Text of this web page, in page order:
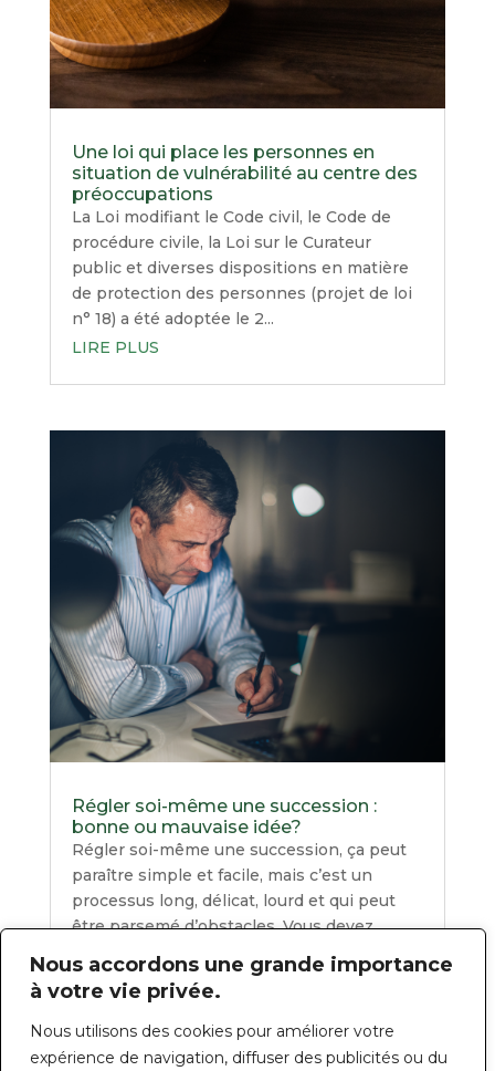
Nous accordons une grande importance
à votre vie privée.
Nous utilisons des cookies pour améliorer votre
expérience de navigation, diffuser des publicités ou du
Une loi qui place les personnes en
situation de vulnérabilité au centre des
préoccupations
La Loi modifiant le Code civil, le Code de
procédure civile, la Loi sur le Curateur
public et diverses dispositions en matière
de protection des personnes (projet de loi
n° 18) a été adoptée le 2...
LIRE PLUS
Régler soi-même une succession :
bonne ou mauvaise idée?
Régler soi-même une succession, ça peut
paraître simple et facile, mais c’est un
processus long, délicat, lourd et qui peut
être parsemé d’obstacles. Vous devez
respecter des règles et suivre des...
LIRE PLUS
« Entrées précédentes